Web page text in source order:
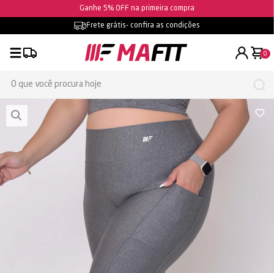
Ganhe 5% OFF na primeira compra
Frete grátis- confira as condições
0